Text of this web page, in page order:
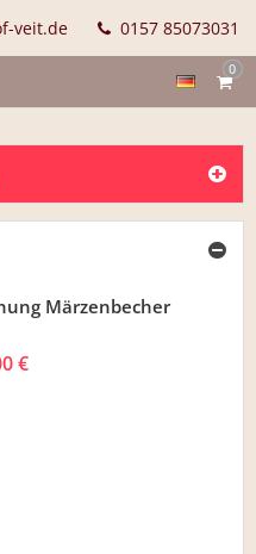
veit.de 0157 85073031
0
Märzenbecher
€